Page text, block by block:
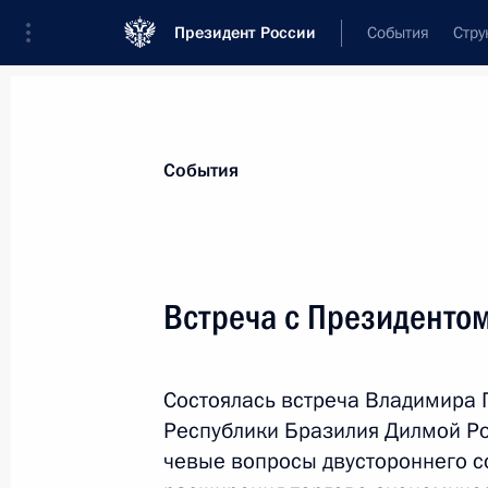
Президент России События
Лента событий
События
Встреча с
Состоялась встреча
Республики Бразилия Дилмой
чевые вопросы двустороннего